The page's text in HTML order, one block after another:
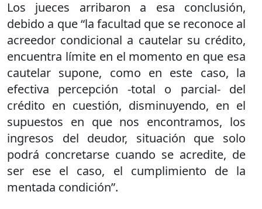
Los jueces arribaron a esa conclusión,
debido a que “la facultad que se reconoce al
acreedor condicional a cautelar su crédito,
encuentra límite en el momento en que esa
cautelar supone, como en este caso, la
efectiva percepción -total o parcial- del
crédito en cuestión, disminuyendo, en el
supuestos en que nos encontramos, los
ingresos del deudor, situación que solo
podrá concretarse cuando se acredite, de
ser ese el caso, el cumplimiento de la
mentada condición”.